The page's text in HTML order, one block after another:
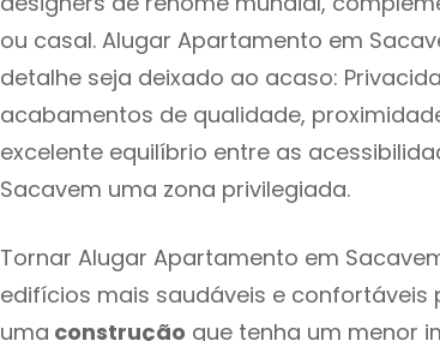
ou casal. Alugar Apartamento em
detalhe seja deixado ao acaso:
acabamentos de qualidade,
excelente equilíbrio entre as
Sacavem uma zona privilegiada.
Tornar Alugar Apartamento em
edifícios mais saudáveis e confortáveis
uma construção que tenha um menor